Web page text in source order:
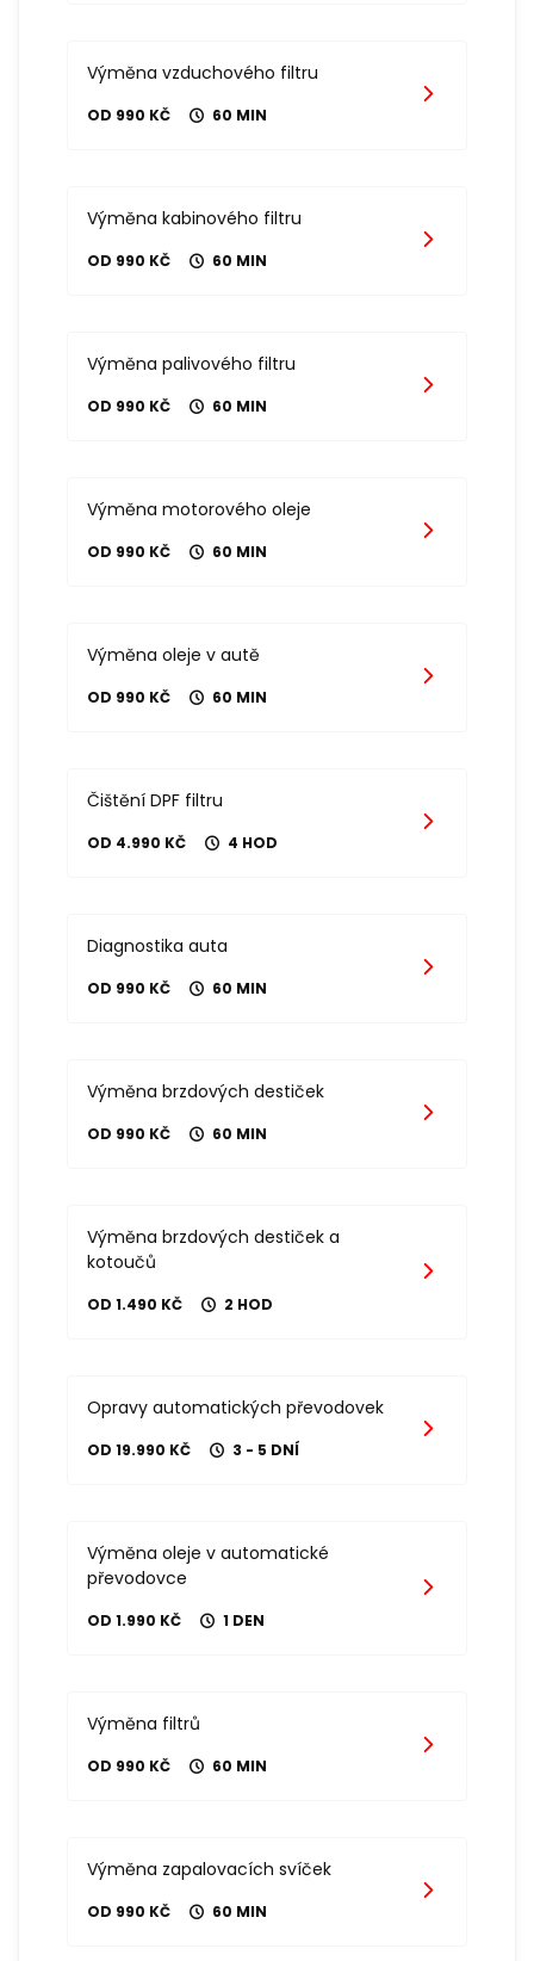
Výměna vzduchového filtru
OD 990 KČ 60 MIN
Výměna kabinového filtru
OD 990 KČ 60 MIN
Výměna palivového filtru
OD 990 KČ 60 MIN
Výměna motorového oleje
OD 990 KČ 60 MIN
Výměna oleje v autě
OD 990 KČ 60 MIN
Čištění DPF filtru
OD 4.990 KČ 4 HOD
Diagnostika auta
OD 990 KČ 60 MIN
Výměna brzdových destiček
OD 990 KČ 60 MIN
Výměna brzdových destiček a
kotoučů
OD 1.490 KČ 2 HOD
Opravy automatických převodovek
OD 19.990 KČ 3 - 5 DNÍ
Výměna oleje v automatické
převodovce
OD 1.990 KČ 1 DEN
Výměna filtrů
OD 990 KČ 60 MIN
Výměna zapalovacích svíček
OD 990 KČ 60 MIN